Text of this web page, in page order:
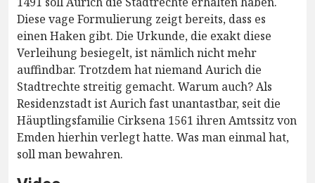
Diese vage Formulierung zeigt bereits, dass es
einen Haken gibt. Die Urkunde, die exakt diese
Verleihung besiegelt, ist nämlich nicht mehr
auffindbar. Trotzdem hat niemand Aurich die
Stadtrechte streitig gemacht. Warum auch? Als
Residenzstadt ist Aurich fast unantastbar, seit die
Häuptlingsfamilie Cirksena 1561 ihren Amtssitz von
Emden hierhin verlegt hatte. Was man einmal hat,
soll man bewahren.